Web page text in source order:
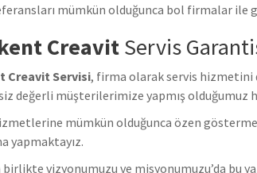
mümkün olduğunca bol firmalar ile
CreavitServis
Creavit Servisi, firma olarak servis
değerli müşterilerimize yapmış olduğumuz
mümkün olduğunca özen
yapmaktayız.
vizyonumuzu ve misyonumuzu’da bu